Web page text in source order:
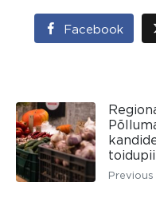
Facebook
Previous